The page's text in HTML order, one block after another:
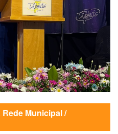
Municipal /